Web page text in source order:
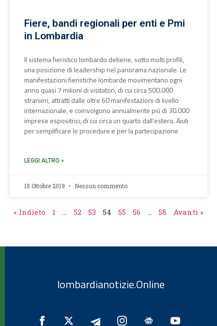
Fiere, bandi regionali per enti e Pmi
in Lombardia
Il sistema fieristico lombardo detiene, sotto molti profili,
una posizione di leadership nel panorama nazionale. Le
manifestazioni fieristiche lombarde movimentano ogni
anno quasi 7 milioni di visitatori, di cui circa 500.000
stranieri, attratti dalle oltre 60 manifestazioni di livello
internazionale, e coinvolgono annualmente più di 30.000
imprese espositrici, di cui circa un quarto dall’estero. Aiuti
per semplificare le procedure e per la partecipazione
LEGGI ALTRO »
15 Ottobre 2019 Nessun commento
« Indieto 1 … 52 53 54 55 56 … 58 Avanti »
lombardianotizie.Online